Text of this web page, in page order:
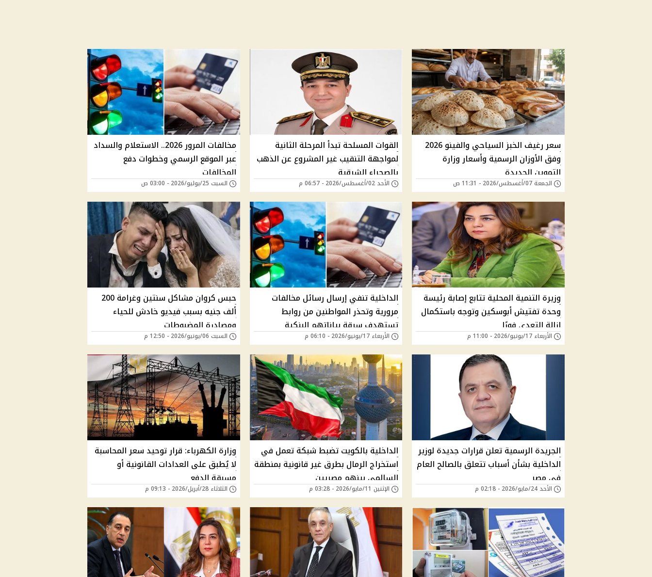
سعر رغيف الخبز السياحي والفينو 2026
وفق الأوزان الرسمية وأسعار وزارة
التموين الجديدة
الجمعة 07/أغسطس/2026 - 11:31 ص
القوات المسلحة تبدأ المرحلة الثانية
لمواجهة التنقيب غير المشروع عن الذهب
بالصحراء الشرقية
الأحد 02/أغسطس/2026 - 06:57 م
مخالفات المرور 2026.. الاستعلام والسداد
عبر الموقع الرسمي وخطوات دفع
المخالفات
السبت 25/يوليو/2026 - 03:00 ص
وزيرة التنمية المحلية تتابع إصابة رئيسة
وحدة تفتيش أبوسكين وتوجه باستكمال
إزالة التعدي فورًا
الأربعاء 17/يونيو/2026 - 11:00 م
الداخلية تنفي إرسال رسائل مخالفات
مرورية وتحذر المواطنين من روابط
تستهدف سرقة بياناتهم البنكية
الأربعاء 17/يونيو/2026 - 06:10 م
حبس كروان مشاكل سنتين وغرامة 200
ألف جنيه بسبب فيديو خادش للحياء
ومصادرة المضبوطات
السبت 06/يونيو/2026 - 12:50 م
الجريدة الرسمية تعلن قرارات جديدة لوزير
الداخلية بشأن أسباب تتعلق بالصالح العام
في مصر
الأحد 24/مايو/2026 - 02:18 م
الداخلية بالكويت تضبط شبكة تعمل في
استخراج الرمال بطرق غير قانونية بمنطقة
السالمي بينهم مصريين
الإثنين 11/مايو/2026 - 03:28 م
وزارة الكهرباء: قرار توحيد سعر المحاسبة
لا يُطبق على العدادات القانونية أو
مسبقة الدفع
الثلاثاء 28/أبريل/2026 - 09:13 م